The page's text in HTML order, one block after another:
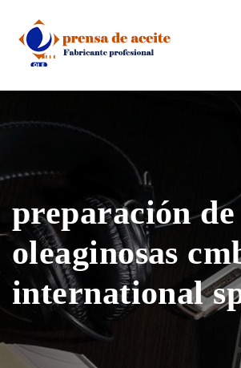
content
preparación
oleaginosas
international